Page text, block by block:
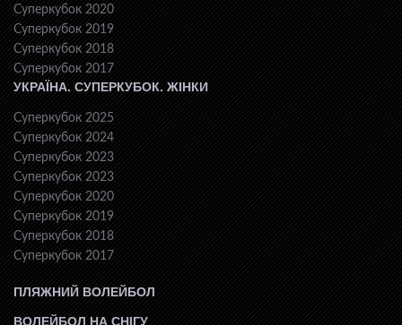
Суперкубок 2020
Суперкубок 2019
Суперкубок 2018
Суперкубок 2017
УКРАЇНА. СУПЕРКУБОК. ЖІНКИ
Суперкубок 2025
Суперкубок 2024
Суперкубок 2023
Суперкубок 2023
Суперкубок 2020
Суперкубок 2019
Суперкубок 2018
Суперкубок 2017
ПЛЯЖНИЙ ВОЛЕЙБОЛ
ВОЛЕЙБОЛ НА СНІГУ